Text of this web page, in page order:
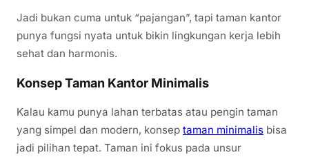
Jadi bukan cuma untuk “pajangan”, tapi taman kantor
punya fungsi nyata untuk bikin lingkungan kerja lebih
sehat dan harmonis.
Konsep Taman Kantor Minimalis
Kalau kamu punya lahan terbatas atau pengin taman
yang simpel dan modern, konsep taman minimalis bisa
jadi pilihan tepat. Taman ini fokus pada unsur